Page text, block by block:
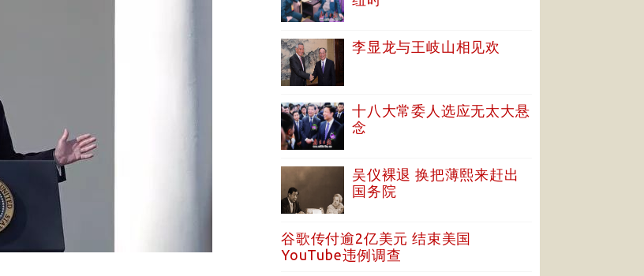
李显龙与王岐山相见欢
十八大常委人选应无太大悬
念
吴仪裸退 换把薄熙来赶出
国务院
谷歌传付逾2亿美元 结束美国
YouTube违例调查